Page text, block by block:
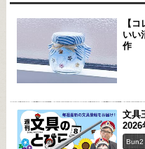
【
いい
作
文具
2026
Bun2